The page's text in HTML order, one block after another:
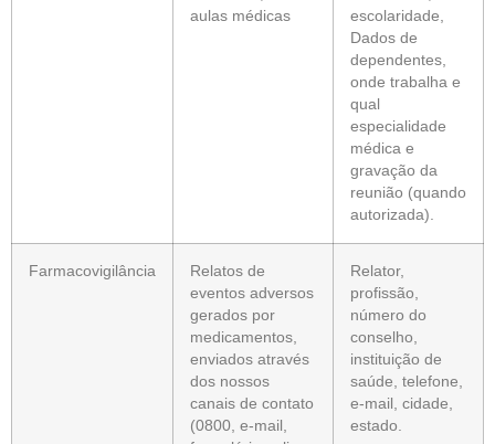
aulas médicas
escolaridade,
Dados de
dependentes,
onde trabalha e
qual
especialidade
médica e
gravação da
reunião (quando
autorizada).
Farmacovigilância
Relatos de
eventos adversos
gerados por
medicamentos,
enviados através
dos nossos
canais de contato
(0800, e-mail,
Relator,
profissão,
número do
conselho,
instituição de
saúde, telefone,
e-mail, cidade,
estado.